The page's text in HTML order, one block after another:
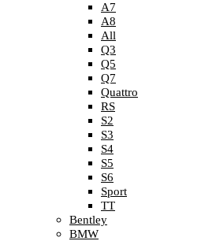
A7
A8
All
Q3
Q5
Q7
Quattro
RS
S2
S3
S4
S5
S6
Sport
TT
Bentley
BMW